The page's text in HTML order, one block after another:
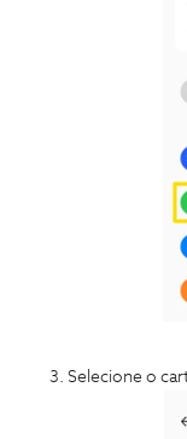
Selecione o